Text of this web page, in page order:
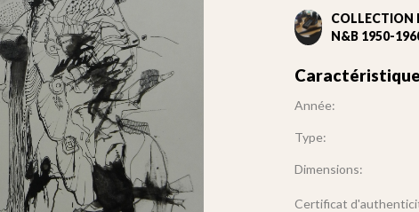
COLLECTION
N&B 1950-
Année:
Type:
Dimensions:
Certificat